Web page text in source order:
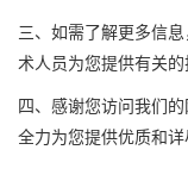
三、如需了解更多信
术人员为您提供有关的
四、感谢您访问我们
全力为您提供优质和详